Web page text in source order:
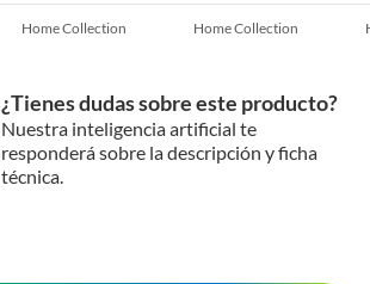
Home Collection Home Collection
¿Tienes dudas sobre este producto?
Nuestra inteligencia artificial te
responderá sobre la descripción y ficha
técnica.